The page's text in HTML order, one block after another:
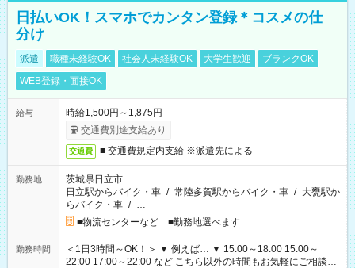
日払いOK！スマホでカンタン登録＊コスメの仕
分け
派遣 職種未経験OK 社会人未経験OK 大学生歓迎
ブランクOK
WEB登録・面接OK
給与
時給1,500円～1,875円
交通費別途支給あり
交通費 ■ 交通費規定内支給 ※派遣先による
勤務地
茨城県日立市
日立駅からバイク・車 / 常陸多賀駅からバイク・車 / 大甕駅か
らバイク・車 / …
■物流センターなど ■勤務地選べます
勤務時間
＜1日3時間～OK！＞ ▼ 例えば… ▼ 15:00～18:00 15:00～
22:00 17:00～22:00 など こちら以外の時間もお気軽にご相談く